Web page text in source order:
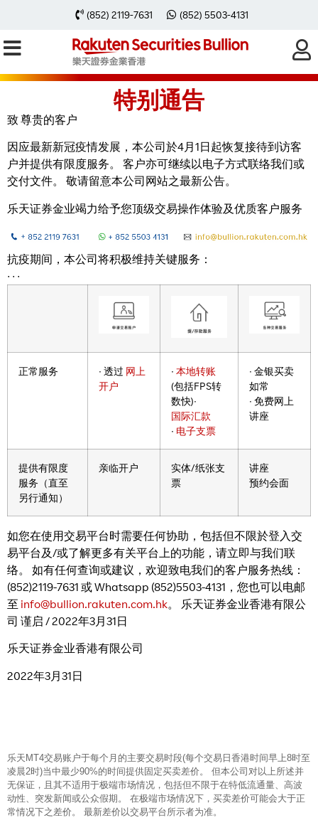
(852) 2119-7631 (852) 5503-4131
特别通告
致 尊贵的客户
因应最新新冠疫情发展，本公司於4月1日起恢复接待到访客
户并提供有限度服务。 客户亦可继续以电子方式联络我们或
交付文件。 敬请留意本公司网站之最新公告。
乐天证券金业竭力给予您顶级交易操作体验及优质客户服务
抗疫期间，本公司将积极维持关键服务：
∙ ∙ ∙
正常服务 ∙ 透过 网上
开户
∙ 本地转账
(包括FPS转
数快)∙
国际汇款
∙ 电子支票
∙ 金银买卖
如常
∙ 免费网上
讲座
提供有限度
服务（直至
另行通知）
亲临开户
实体/纸张支
票
讲座
预约会面
如您在使用交易平台时需要任何协助，包括但不限於登入交
易平台及/或了解更多有关平台上的功能，请立即与我们联
络。 如有任何查询或建议，欢迎致电我们的客户服务热线：
(852)2119-7631 或 Whatsapp (852)5503-4131，您也可以电邮
至 info@bullion.rakuten.com.hk。 乐天证券金业香港有限公
司 谨启 / 2022年3月31日
乐天证券金业香港有限公司
2022年3月31日
乐天MT4交易账户于每个月的主要交易时段(每个交易日香港时间早上8时至
凌晨2时)当中最少90%的时间提供固定买卖差价。 但本公司对以上所述并
无保证，且其不适用于极端市场情况，包括但不限于在特低流通量、高波
动性、突发新闻或公众假期。 在极端市场情况下，买卖差价可能会大于正
常情况下之差价。 最新差价以交易平台所示者为准。